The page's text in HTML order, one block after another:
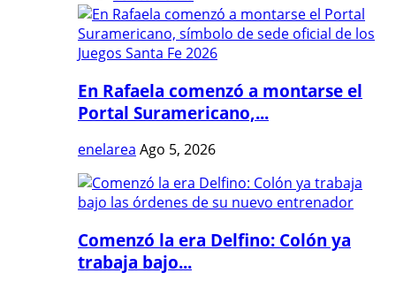
En Rafaela comenzó a montarse el
Portal Suramericano,...
enelarea Ago 5, 2026
Comenzó la era Delfino: Colón ya
trabaja bajo...